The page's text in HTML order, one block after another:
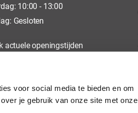
voor social media te bieden en om
je gebruik van onze site met onze
10:00 - 13:00
Gesloten
actuele openingstijden